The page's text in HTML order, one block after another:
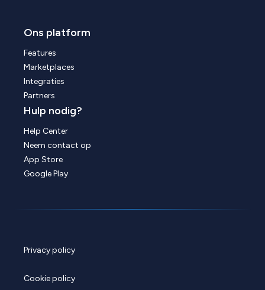
Ons platform
Features
Marketplaces
Integraties
Partners
Hulp nodig?
Help Center
Neem contact op
App Store
Google Play
Privacy policy
Cookie policy